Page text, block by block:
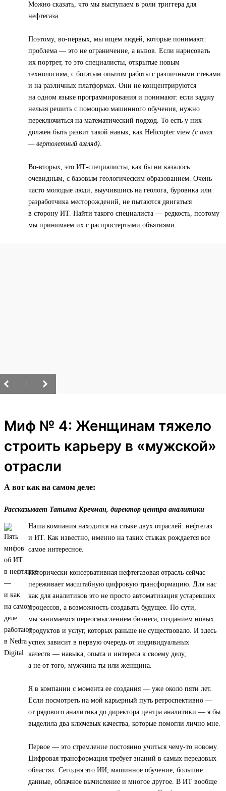
Можно сказать, что мы выступаем в роли триггера для
нефтегаза.
Поэтому, во-первых, мы ищем людей, которые понимают:
проблема — это не ограничение, а вызов. Если нарисовать
их портрет, то это специалисты, открытые новым
технологиям, с богатым опытом работы с различными стеками
и на различных платформах. Они не концентрируются
на одном языке программирования и понимают: если задачу
нельзя решить с помощью машинного обучения, нужно
переключиться на математический подход. То есть у них
должен быть развит такой навык, как Helicopter view (с англ.
— вертолетный взгляд).
Во-вторых, это ИТ-специалисты, как бы ни казалось
очевидным, с базовым геологическим образованием. Очень
часто молодые люди, выучившись на геолога, буровика или
разработчика месторождений, не пытаются двигаться
в сторону ИТ. Найти такого специалиста — редкость, поэтому
мы принимаем их с распростертыми объятиями.
Миф № 4: Женщинам тяжело
строить карьеру в «мужской»
отрасли
А вот как на самом деле:
Рассказывает Татьяна Кречман, директор центра аналитики
Наша компания находится на стыке двух отраслей: нефтегаз
и ИТ. Как известно, именно на таких стыках рождается все
самое интересное.
Исторически консервативная нефтегазовая отрасль сейчас
переживает масштабную цифровую трансформацию. Для нас
как для аналитиков это не просто автоматизация устаревших
процессов, а возможность создавать будущее. По сути,
мы занимаемся переосмыслением бизнеса, созданием новых
продуктов и услуг, которых раньше не существовало. И здесь
успех зависит в первую очередь от индивидуальных
качеств — навыка, опыта и интереса к своему делу,
а не от того, мужчина ты или женщина.
Я в компании с момента ее создания — уже около пяти лет.
Если посмотреть на мой карьерный путь ретроспективно —
от рядового аналитика до директора центра аналитики — я бы
выделила два ключевых качества, которые помогли лично мне.
Первое — это стремление постоянно учиться чему-то новому.
Цифровая трансформация требует знаний в самых передовых
областях. Сегодня это ИИ, машинное обучение, большие
данные, облачное вычисление и многое другое. В ИТ вообще